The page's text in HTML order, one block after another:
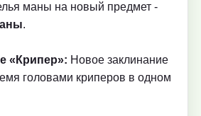
маны на новый предмет -
.
«Крипер»: Новое заклинание
головами криперов в одном